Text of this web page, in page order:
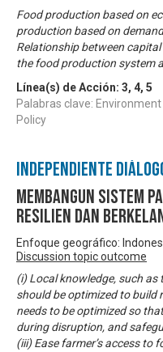
Food production based on
production based on
Relationship between
the food production system
Línea(s) de Acción: 3, 4, 5
Palabras clave:
Policy
Independiente
Membangun sistem
resilien dan
Enfoque geográfico:
Discussion topic outcome
(i) Local knowledge, such
should be optimized to build
needs to be optimized so
during disruption, and
(iii) Ease farmer’s access